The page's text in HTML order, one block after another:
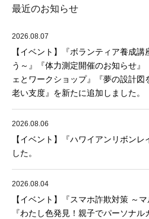
最近のお知らせ
2026.08.07
【イベント】『ボランティア養成
う～』『体力測定開催のお知らせ
ェとワークショップ』『夢の設計
老い支度』を新たに追加しました。
2026.08.06
【イベント】『ハワイアンリボン
した。
2026.08.04
【イベント】『スマホ詐欺対策 ～
『わたし色発見！親子でパーソナ